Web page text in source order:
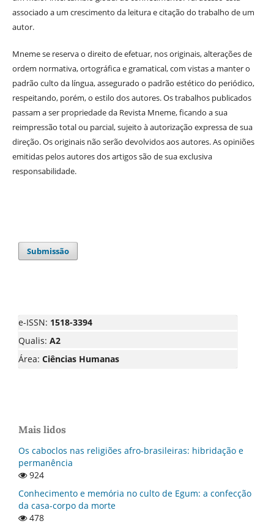
associado a um crescimento da leitura e citação do trabalho de um
autor.
Mneme se reserva o direito de efetuar, nos originais, alterações de
ordem normativa, ortográfica e gramatical, com vistas a manter o
padrão culto da língua, assegurado o padrão estético do periódico,
respeitando, porém, o estilo dos autores. Os trabalhos publicados
passam a ser propriedade da Revista Mneme, ficando a sua
reimpressão total ou parcial, sujeito à autorização expressa de sua
direção. Os originais não serão devolvidos aos autores. As opiniões
emitidas pelos autores dos artigos são de sua exclusiva
responsabilidade.
Submissão
e-ISSN: 1518-3394
Qualis: A2
Área: Ciências Humanas
Mais lidos
Os caboclos nas religiões afro-brasileiras: hibridação e
permanência
924
Conhecimento e memória no culto de Egum: a confecção
da casa-corpo da morte
478